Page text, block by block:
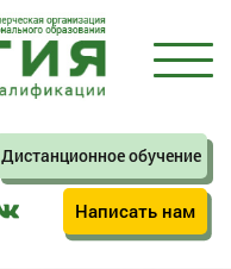
Дистанционное обучение
Написать нам